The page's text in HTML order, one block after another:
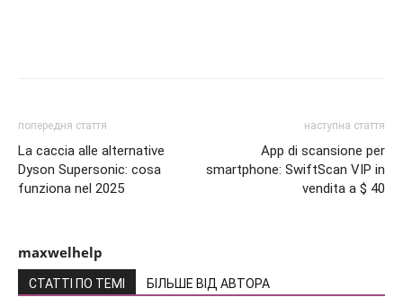
попередня стаття
La caccia alle alternative
Dyson Supersonic: cosa
funziona nel 2025
наступна стаття
App di scansione per
smartphone: SwiftScan VIP in
vendita a $ 40
maxwelhelp
СТАТТІ ПО ТЕМІ БІЛЬШЕ ВІД АВТОРА